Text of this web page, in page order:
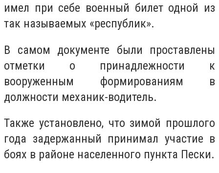
имел при себе военный билет одной из
так называемых «республик».
В самом документе были проставлены
отметки о принадлежности к
вооруженным формированиям в
должности механик-водитель.
Также установлено, что зимой прошлого
года задержанный принимал участие в
боях в районе населенного пункта Пески.